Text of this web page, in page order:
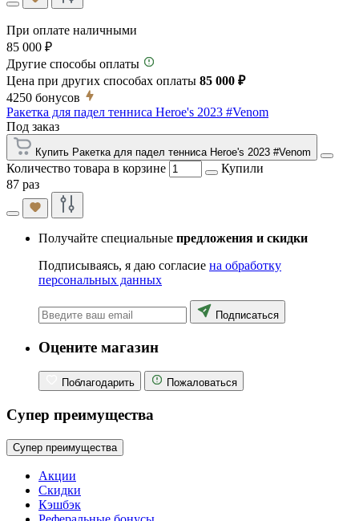
При оплате наличными
85 000 ₽
Другие способы оплаты
Цена при других способах оплаты 85 000 ₽
4250 бонусов
Ракетка для падел тенниса Heroe's 2023 #Venom
Под заказ
Купить Ракетка для падел тенниса Heroe's 2023 #Venom
Количество товара в корзине
Купили
87 раз
Получайте специальные предложения и скидки
Подписываясь, я даю согласие на обработку
персональных данных
Подписаться
Оцените магазин
Поблагодарить Пожаловаться
Супер преимущества
Супер преимущества
Акции
Скидки
Кэшбэк